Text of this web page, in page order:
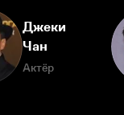
Джеки
Чан
Актёр